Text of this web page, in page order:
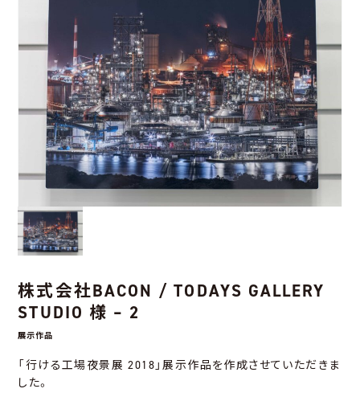
株式会社BACON / TODAYS GALLERY
STUDIO 様 – 2
展示作品
「行ける工場夜景展 2018」展示作品を作成させていただきま
した。